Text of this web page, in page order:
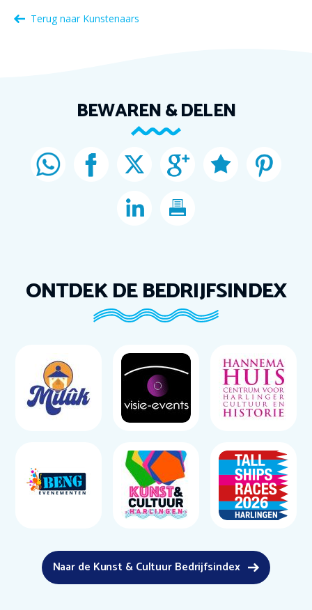
Terug naar Kunstenaars
BEWAREN & DELEN
ONTDEK DE BEDRIJFSINDEX
Naar de Kunst & Cultuur Bedrijfsindex